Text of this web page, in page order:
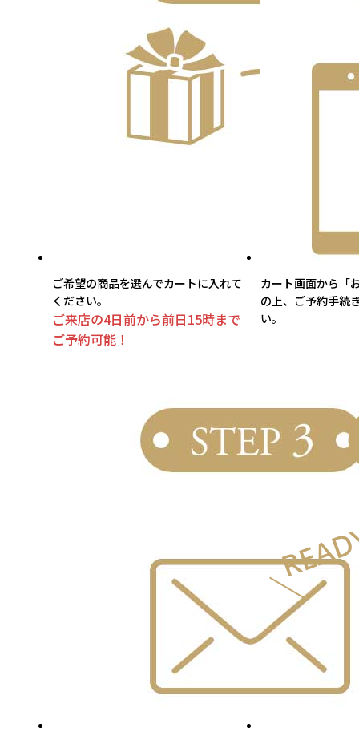
ご希望の商品を選んでカートに入れて
ください。
ご来店の4日前から前日15時まで
ご予約可能！
カート画面から「
の上、ご予約手続
い。